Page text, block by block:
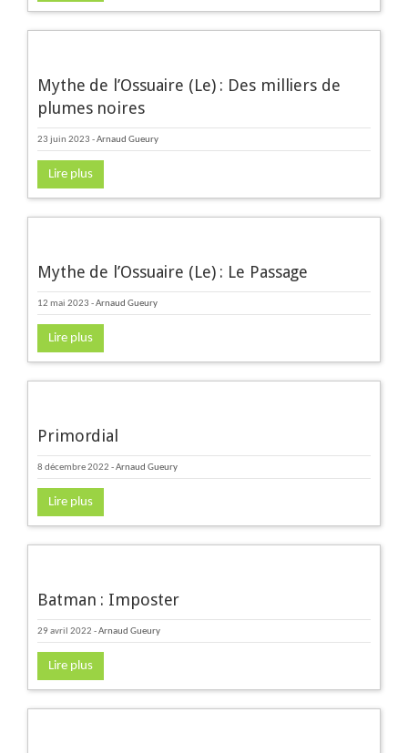
Mythe de l’Ossuaire (Le) : Des milliers de
plumes noires
23 juin 2023 -Arnaud Gueury
Lire plus
Mythe de l’Ossuaire (Le) : Le Passage
12 mai 2023 -Arnaud Gueury
Lire plus
Primordial
8 décembre 2022 -Arnaud Gueury
Lire plus
Batman : Imposter
29 avril 2022 -Arnaud Gueury
Lire plus